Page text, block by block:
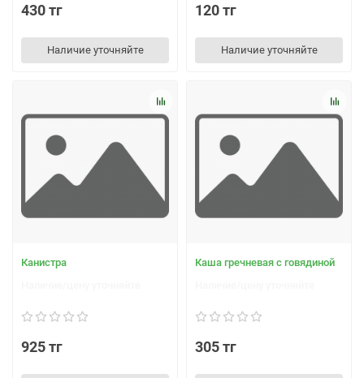
430 тг
Наличие уточняйте
120 тг
Наличие уточняйте
Канистра
925 тг
Каша гречневая с говядиной
305 тг